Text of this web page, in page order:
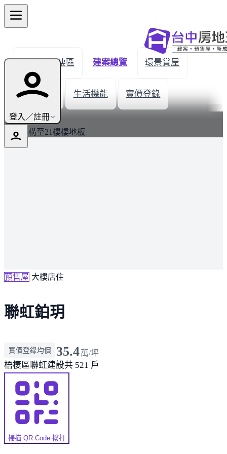
登入／註冊
← 返回梧棲區 建案總覽 環景賞屋
建案圖輯 生活機能 實價登錄
最新
建案結構至21樓樓地板
預售屋 大樓店住
聯虹鉑玥
實價登錄均價 35.4萬/坪
梧棲區聯虹建設共 521 戶
掃描 QR Code 撥打